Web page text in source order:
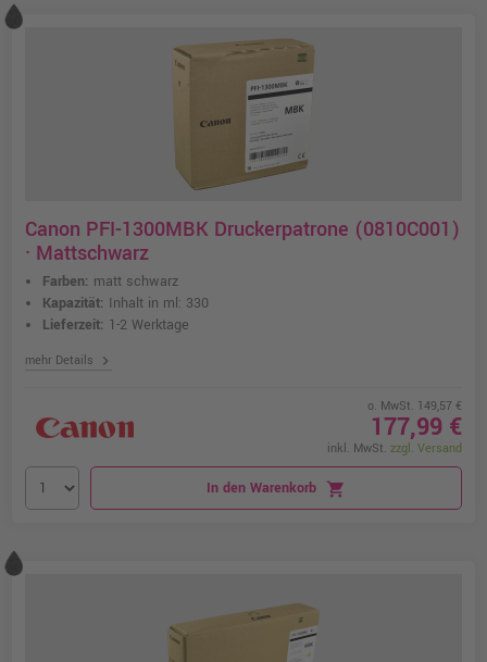
Canon PFI-1300MBK Druckerpatrone (0810C001)
· Mattschwarz
Farben: matt schwarz
Kapazität: Inhalt in ml: 330
Lieferzeit: 1-2 Werktage
mehr Details chevron_right
o. MwSt. 149,57 €
177,99 €
inkl. MwSt. zzgl. Versand
In den Warenkorb shopping_cart